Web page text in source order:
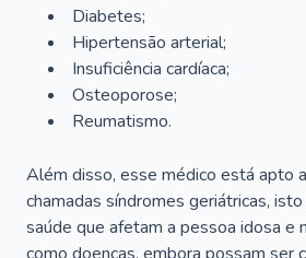
Diabetes;
Hipertensão arterial;
Insuficiência cardíaca;
Osteoporose;
Reumatismo.
Além disso, esse médico está apto
chamadas síndromes geriátricas,
saúde que afetam a pessoa idosa e